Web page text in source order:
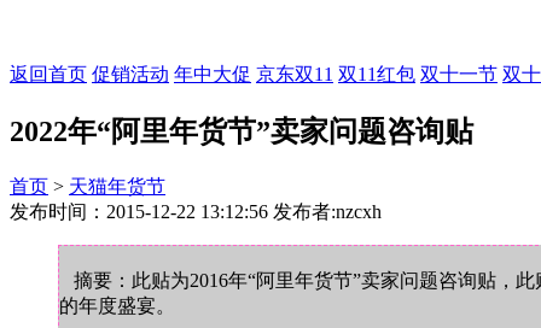
返回首页 促销活动 年中大促 京东双11 双11红包 双十一节 双
2022年“阿里年货节”卖家问题咨询贴
首页 > 天猫年货节
发布时间：2015-12-22 13:12:56 发布者:nzcxh
摘要：此贴为2016年“阿里年货节”卖家问题咨询贴，
的年度盛宴。